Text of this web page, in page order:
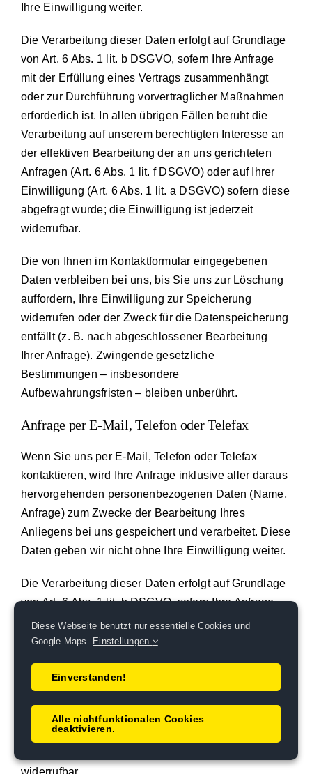
Ihre Einwilligung weiter.
Die Verarbeitung dieser Daten erfolgt auf Grundlage
von Art. 6 Abs. 1 lit. b DSGVO, sofern Ihre Anfrage
mit der Erfüllung eines Vertrags zusammenhängt
oder zur Durchführung vorvertraglicher Maßnahmen
erforderlich ist. In allen übrigen Fällen beruht die
Verarbeitung auf unserem berechtigten Interesse an
der effektiven Bearbeitung der an uns gerichteten
Anfragen (Art. 6 Abs. 1 lit. f DSGVO) oder auf Ihrer
Einwilligung (Art. 6 Abs. 1 lit. a DSGVO) sofern diese
abgefragt wurde; die Einwilligung ist jederzeit
widerrufbar.
Die von Ihnen im Kontaktformular eingegebenen
Daten verbleiben bei uns, bis Sie uns zur Löschung
auffordern, Ihre Einwilligung zur Speicherung
widerrufen oder der Zweck für die Datenspeicherung
entfällt (z. B. nach abgeschlossener Bearbeitung
Ihrer Anfrage). Zwingende gesetzliche
Bestimmungen – insbesondere
Aufbewahrungsfristen – bleiben unberührt.
Anfrage per E-Mail, Telefon oder Telefax
Wenn Sie uns per E-Mail, Telefon oder Telefax
kontaktieren, wird Ihre Anfrage inklusive aller daraus
hervorgehenden personenbezogenen Daten (Name,
Anfrage) zum Zwecke der Bearbeitung Ihres
Anliegens bei uns gespeichert und verarbeitet. Diese
Daten geben wir nicht ohne Ihre Einwilligung weiter.
Die Verarbeitung dieser Daten erfolgt auf Grundlage
von Art. 6 Abs. 1 lit. b DSGVO, sofern Ihre Anfrage
mit der Erfüllung eines Vertrags zusammenhängt
oder zur Durchführung vorvertraglicher Maßnahmen
Verarbeitung auf unserem berechtigten Interesse an
Anfragen (Art. 6 Abs. 1 lit. f DSGVO) oder auf Ihrer
Einwilligung (Art. 6 Abs. 1 lit. a DSGVO) sofern diese
widerrufbar.
Diese Webseite benutzt nur essentielle Cookies und
Google Maps. Einstellungen
Einverstanden!
Alle nichtfunktionalen Cookies
deaktivieren.